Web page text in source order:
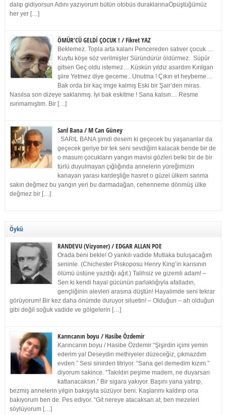
dalıp gidiyorsun Adını yazıyorum bütün otobüs duraklarınaÖpüştüğümüz
her yer […]
ÖMÜR’CÜ GELDİ ÇOCUK ! / Fikret YAZ
Beklemez. Topla arta kalanı Pencereden satıver çocuk …
Kuytu köşe söz verilmişler Süründürür öldürmez. Süpür
gitsen Geç oldu istemez… Küskün yıldız asardım Kırılgan
şiire Yetmez diye geceme.. Unutma ! Çıkın et heybeme…
Bak orda bir kaç imge kalmış Eski bir Şair’den miras.
Nasılsa son dizeye saklanmış. İyi bak eskitme ! Sana kalsın… Resme
ısınmamıştım. Bir […]
Sarıl Bana / M Can Güney
SARIL BANA şimdi desem ki geçecek bu yaşananlar da
geçecek geriye bir tek seni sevdiğim kalacak bende bir de
o masum çocukların yangın mavisi gözleri belki bir de bir
türlü duyulmayan çığlığında annelerin yüreğimizin
kanayan yarası kardeşliğe hasret o güzel ülkem sanma
sakın değmez bu yangın yeri bu darmadağan, cehenneme dönmüş ülke
değmez bir […]
Öykü
RANDEVU (Vizyoner) / EDGAR ALLAN POE
Orada beni bekle! O yankılı vadide Mutlaka buluşacağım
seninle. (Chichester Piskoposu Henry King’in karısının
ölümü üstüne yazdığı ağıt.) Talihsiz ve gizemli adam! –
Sen ki kendi hayal gücünün parlaklığıyla afalladın,
gençliğinin alevleri arasına düştün! Hayalimde seni tekrar
görüyorum! Bir kez daha önümde duruyor siluetin! – Olduğun – ah olduğun
gibi değil soğuk vadide ve gölgelerin […]
Karıncanın boyu / Hasibe Özdemir
Karıncanın boyu / Hasibe Özdemir “Şişirdin içimi yemin
ederim ya! Deseydin methiyeler düzeceğiz, çıkmazdım
evden.” Sesi sinirden titriyor. “Sana gel demedim kızım.”
diyorum sakince. “Takıldın peşime madem, ne duyarsan
katlanacaksın.” Bir sigara yakıyor. Başını yana yatırıp,
bezmiş annelerin yılgın bakışıyla süzüyor beni. Kaşlarımı kaldırıp ona
bakıyorum ben de. Pes ediyor. “Git nereye atacaksan at, ben mezeleri
söylüyorum […]